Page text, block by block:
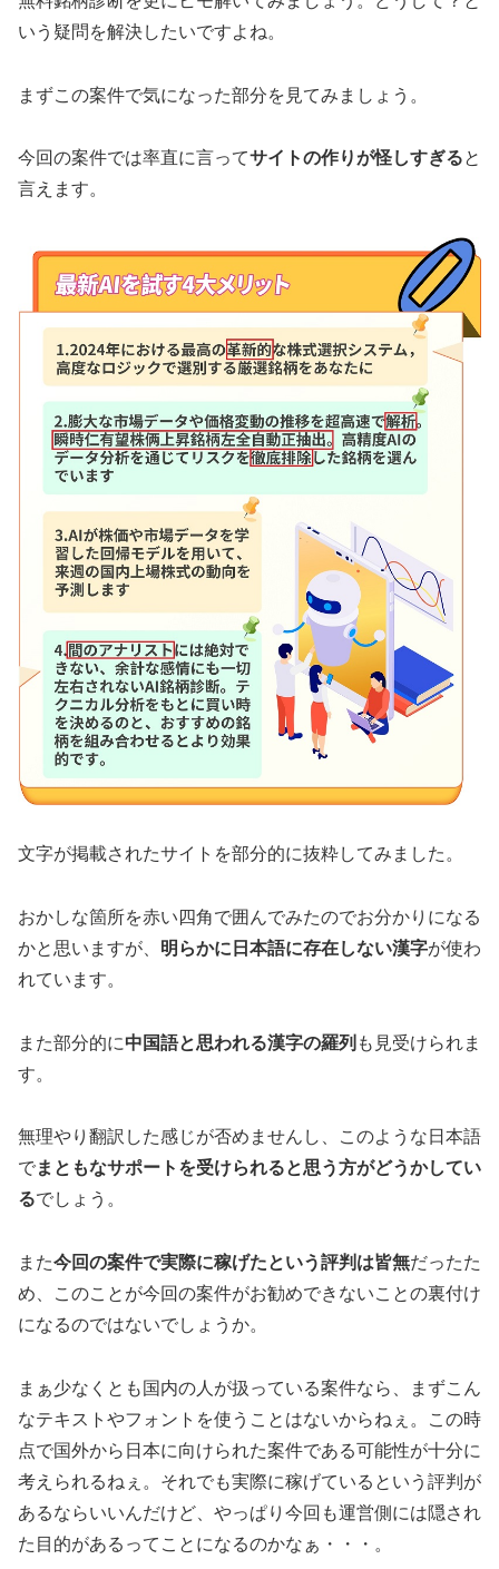
いう疑問を解決したいですよね。
まずこの案件で気になった部分を見てみましょう。
今回の案件では率直に言ってサイトの作りが怪しすぎると
言えます。
文字が掲載されたサイトを部分的に抜粋してみました。
おかしな箇所を赤い四角で囲んでみたのでお分かりになる
かと思いますが、 明らかに日本語に存在しない漢字が使わ
れています。
また部分的に中国語と思われる漢字の羅列 も見受けられま
す。
無理やり翻訳した感じが否めませんし、このような日本語
でまともなサポートを受けられると思う方がどうかしてい
るでしょう。
また今回の案件で実際に稼げたという評判は皆無だったた
め、このことが今回の案件がお勧めできないことの裏付け
になるのではないでしょうか。
まぁ少なくとも国内の人が扱っている案件なら、まずこん
なテキストやフォントを使うことはないからねぇ。この時
点で国外から日本に向けられた案件である可能性が十分に
考えられるねぇ。それでも実際に稼げているという評判が
あるならいいんだけど、やっぱり今回も運営側には隠され
た目的があるってことになるのかなぁ・・・。